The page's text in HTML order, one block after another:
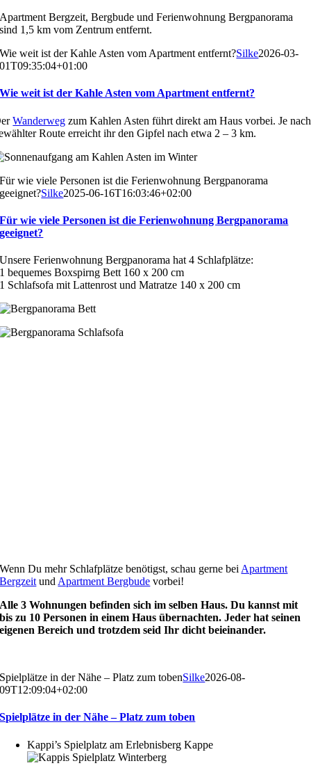
Apartment Bergzeit, Bergbude und Ferienwohnung Bergpanorama
sind 1,5 km vom Zentrum entfernt.
Wie weit ist der Kahle Asten vom Apartment entfernt?Silke2026-03-
01T09:35:04+01:00
Wie weit ist der Kahle Asten vom Apartment entfernt?
Wanderweg zum Kahlen Asten führt direkt am Haus vorbei. Je nach
Route erreicht ihr den Gipfel nach etwa 2 – 3 km.
Für wie viele Personen ist die Ferienwohnung Bergpanorama
geeignet?Silke2025-06-16T16:03:46+02:00
Für wie viele Personen ist die Ferienwohnung Bergpanorama
geeignet?
Unsere Ferienwohnung Bergpanorama hat 4 Schlafplätze:
1 bequemes Boxspirng Bett 160 x 200 cm
1 Schlafsofa mit Lattenrost und Matratze 140 x 200 cm
Wenn Du mehr Schlafplätze benötigst, schau gerne bei Apartment
Bergzeit und Apartment Bergbude vorbei!
Alle 3 Wohnungen befinden sich im selben Haus. Du kannst mit
bis zu 10 Personen in einem Haus übernachten. Jeder hat seinen
eigenen Bereich und trotzdem seid Ihr dicht beieinander.
Spielplätze in der Nähe – Platz zum tobenSilke2026-08-
09T12:09:04+02:00
Spielplätze in der Nähe – Platz zum toben
Kappi’s Spielplatz am Erlebnisberg Kappe